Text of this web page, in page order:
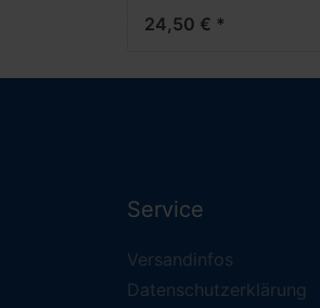
24,50 € *
Service
Versandinfos
Datenschutzerklärung